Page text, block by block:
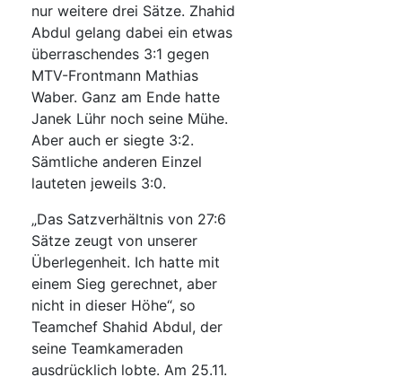
nur weitere drei Sätze. Zhahid
Abdul gelang dabei ein etwas
überraschendes 3:1 gegen
MTV-Frontmann Mathias
Waber. Ganz am Ende hatte
Janek Lühr noch seine Mühe.
Aber auch er siegte 3:2.
Sämtliche anderen Einzel
lauteten jeweils 3:0.
„Das Satzverhältnis von 27:6
Sätze zeugt von unserer
Überlegenheit. Ich hatte mit
einem Sieg gerechnet, aber
nicht in dieser Höhe“, so
Teamchef Shahid Abdul, der
seine Teamkameraden
ausdrücklich lobte. Am 25.11.